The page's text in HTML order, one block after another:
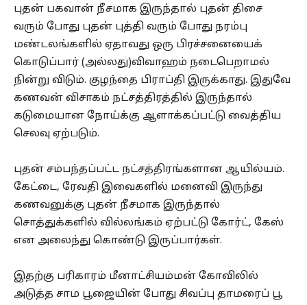
புதன் பகவான் நீசமாக இருந்தால் புதன் திசை
வரும் போது புதன் புத்தி வரும் போது நரம்பு
மண்டலங்களில் ஏதாவது ஒரு பிரச்சனையைக்
கொடுப்பார் (அல்லது)விவாஹம் நடைபெறாமல்
நின்று விடும். குழந்தை பிராப்தி இருக்காது. இதுவே
கணவன் விசாகம் நட்சத்திரத்தில் இருந்தால்
கடுமையான நோய்க்கு ஆளாக்கப்பட்டு வைத்திய
செலவு ஏற்படும்.
புதன் சம்பந்தப்பட்ட நட்சத்திரங்களான ஆயில்யம்.
கேட்டை, ரேவதி இவைகளில் மனைவி இருந்து
கணவனுக்கு புதன் நீசமாக இருந்தால்
சொத்துக்களில் வில்லங்கம் ஏற்பட்டு கோர்ட், கேஸ்
என அலைந்து கொண்டு இருப்பார்கள்.
இதற்கு பரிகாரம் மீனாட்சியம்மன் கோவிலில்
அடுத்த சாம பூஜையின் போது சிவப்பு தாமரைப் பூ